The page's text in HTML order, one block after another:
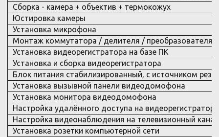
Сборка - камера + объектив + термокожух
Юстировка камеры
Установка микрофона
Монтаж коммутатора / делителя / преобразователя
Установка видеорегистратора на базе ПК
Установка и сборка видеорегистратора
Блок питания стабилизированный, с источником
Установка вызывной панели видеодомофона
Установка монитора видеодомофона
Настройка удалённого доступа на
Настройка видеонаблюдения на телевизионный
Установка розетки компьютерной сети